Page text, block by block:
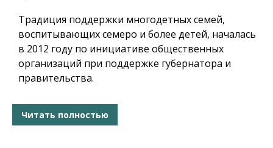
Традиция поддержки многодетных семей,
воспитывающих семеро и более детей, началась
в 2012 году по инициативе общественных
организаций при поддержке губернатора и
правительства.
Читать полностью